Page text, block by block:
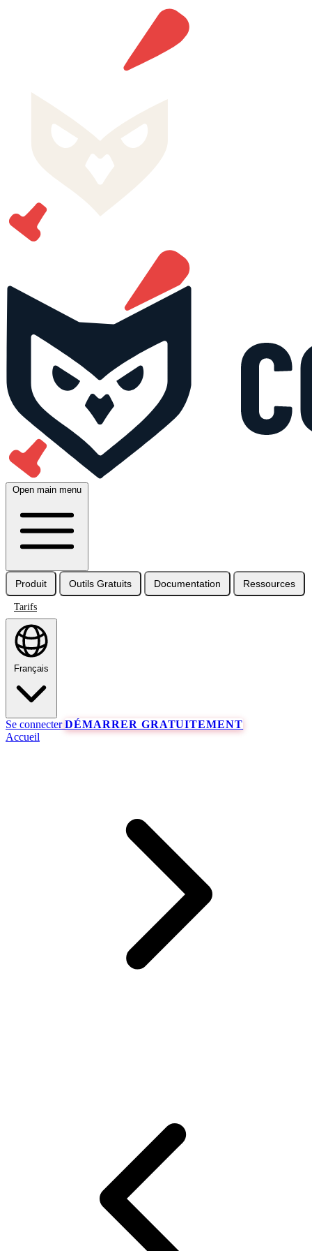
Open main menu
Produit Outils Gratuits Documentation Ressources
Tarifs
Français
Se connecterDÉMARRER GRATUITEMENT
Accueil